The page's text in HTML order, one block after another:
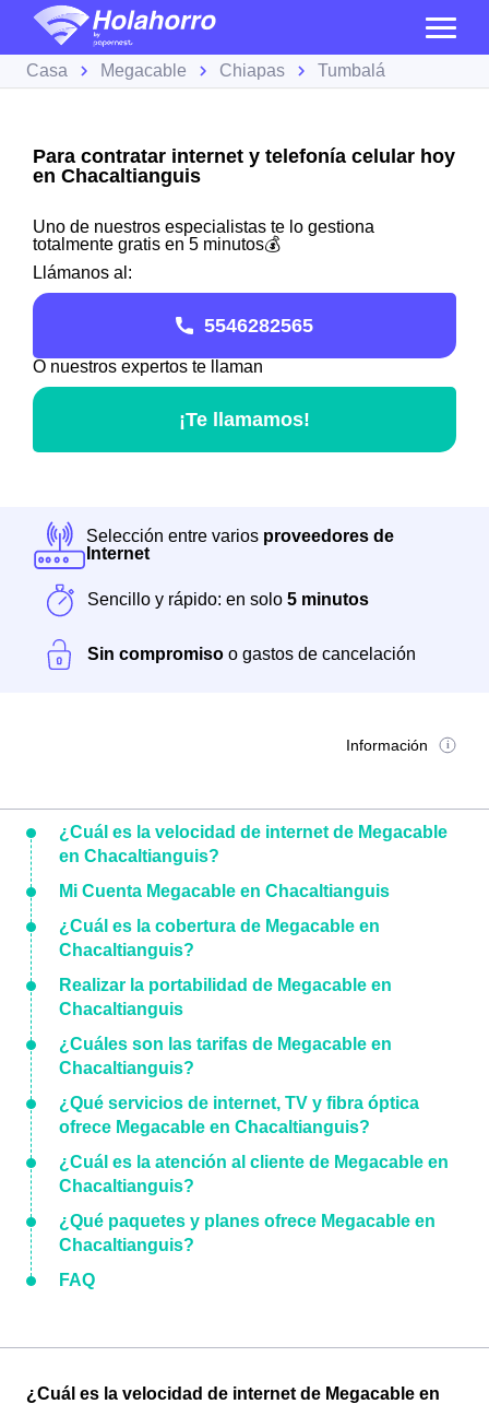
Casa Megacable Chiapas Tumbalá
Para contratar internet y telefonía celular hoy
en Chacaltianguis
Uno de nuestros especialistas te lo gestiona
totalmente gratis en 5 minutos💰
Llámanos al:
5546282565
O nuestros expertos te llaman
¡Te llamamos!
Selección entre varios proveedores de
Internet
Sencillo y rápido: en solo 5 minutos
Sin compromiso o gastos de cancelación
Información
¿Cuál es la velocidad de internet de Megacable
en Chacaltianguis?
Mi Cuenta Megacable en Chacaltianguis
¿Cuál es la cobertura de Megacable en
Chacaltianguis?
Realizar la portabilidad de Megacable en
Chacaltianguis
¿Cuáles son las tarifas de Megacable en
Chacaltianguis?
¿Qué servicios de internet, TV y fibra óptica
ofrece Megacable en Chacaltianguis?
¿Cuál es la atención al cliente de Megacable en
Chacaltianguis?
¿Qué paquetes y planes ofrece Megacable en
Chacaltianguis?
FAQ
¿Cuál es la velocidad de internet de Megacable en